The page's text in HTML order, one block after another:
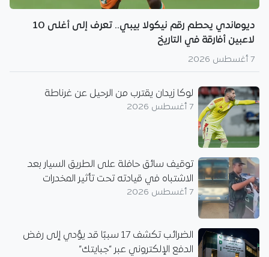
ديوماندي يحطم رقم نيكولا بيبي.. تعرف إلى أغلى 10
لاعبين أفارقة في التاريخ
7 أغسطس 2026
لوكا زيدان يقترب من الرحيل عن غرناطة
7 أغسطس 2026
توقيف سائق حافلة على الطريق السيار بعد
الاشتباه في قيادته تحت تأثير المخدرات
7 أغسطس 2026
الضرائب تكشف 17 سببًا قد يؤدي إلى رفض
الدفع الإلكتروني عبر “جبايتك”